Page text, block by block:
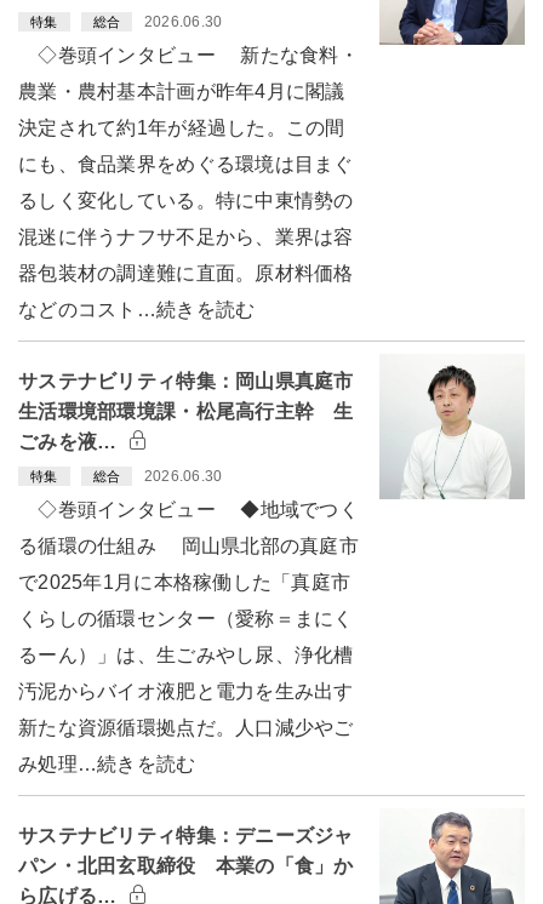
特集 総合 2026.06.30
◇巻頭インタビュー 新たな食料・
農業・農村基本計画が昨年4月に閣議
決定されて約1年が経過した。この間
にも、食品業界をめぐる環境は目まぐ
るしく変化している。特に中東情勢の
混迷に伴うナフサ不足から、業界は容
器包装材の調達難に直面。原材料価格
などのコスト…続きを読む
サステナビリティ特集：岡山県真庭市
生活環境部環境課・松尾高行主幹 生
ごみを液…
特集 総合 2026.06.30
◇巻頭インタビュー ◆地域でつく
る循環の仕組み 岡山県北部の真庭市
で2025年1月に本格稼働した「真庭市
くらしの循環センター（愛称＝まにく
るーん）」は、生ごみやし尿、浄化槽
汚泥からバイオ液肥と電力を生み出す
新たな資源循環拠点だ。人口減少やご
み処理…続きを読む
サステナビリティ特集：デニーズジャ
パン・北田玄取締役 本業の「食」か
ら広げる…